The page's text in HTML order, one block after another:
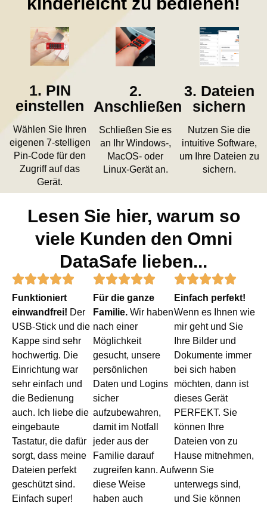
1. PIN
einstellen
Wählen Sie Ihren
eigenen 7-stelligen
Pin-Code für den
Zugriff auf das
Gerät.
2.
Anschließen
Schließen Sie es
an Ihr Windows-,
MacOS- oder
Linux-Gerät an.
3. Dateien
sichern
Nutzen Sie die
intuitive Software,
um Ihre Dateien zu
sichern.
Lesen Sie hier, warum so
viele Kunden den Omni
DataSafe lieben...
 Rated
out
of
5
Funktioniert
einwandfrei! Der
USB-Stick und die
Kappe sind sehr
hochwertig. Die
Einrichtung war
sehr einfach und
die Bedienung
auch. Ich liebe die
eingebaute
Tastatur, die dafür
sorgt, dass meine
Dateien perfekt
geschützt sind.
Einfach super!
 Rated
Für die ganze
Familie. Wir haben
nach einer
Möglichkeit
gesucht, unsere
persönlichen
Daten und Logins
sicher
aufzubewahren,
damit im Notfall
jeder aus der
Familie darauf
zugreifen kann. Auf
diese Weise
haben auch

5
out
Einfach perfekt!
Wenn es Ihnen wie
mir geht und Sie
Ihre Bilder und
Dokumente immer
bei sich haben
möchten, dann ist
dieses Gerät
PERFEKT. Sie
können Ihre
Dateien von zu
Hause mitnehmen,
wenn Sie
unterwegs sind,
und Sie können